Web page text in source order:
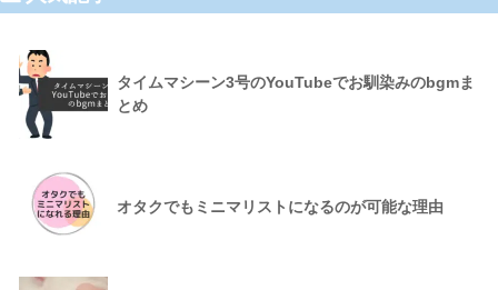
タイムマシーン3号のYouTubeでお馴染みのbgmま
とめ
オタクでもミニマリストになるのが可能な理由